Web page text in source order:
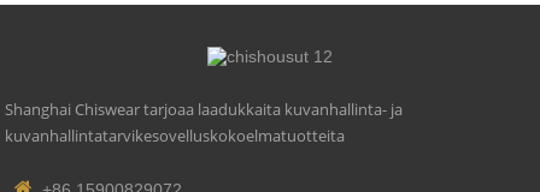
huomion.
Shanghai Chiswear tarjoaa laadukkaita kuvanhallinta- ja
kuvanhallintatarvikesovelluskokoelmatuotteita